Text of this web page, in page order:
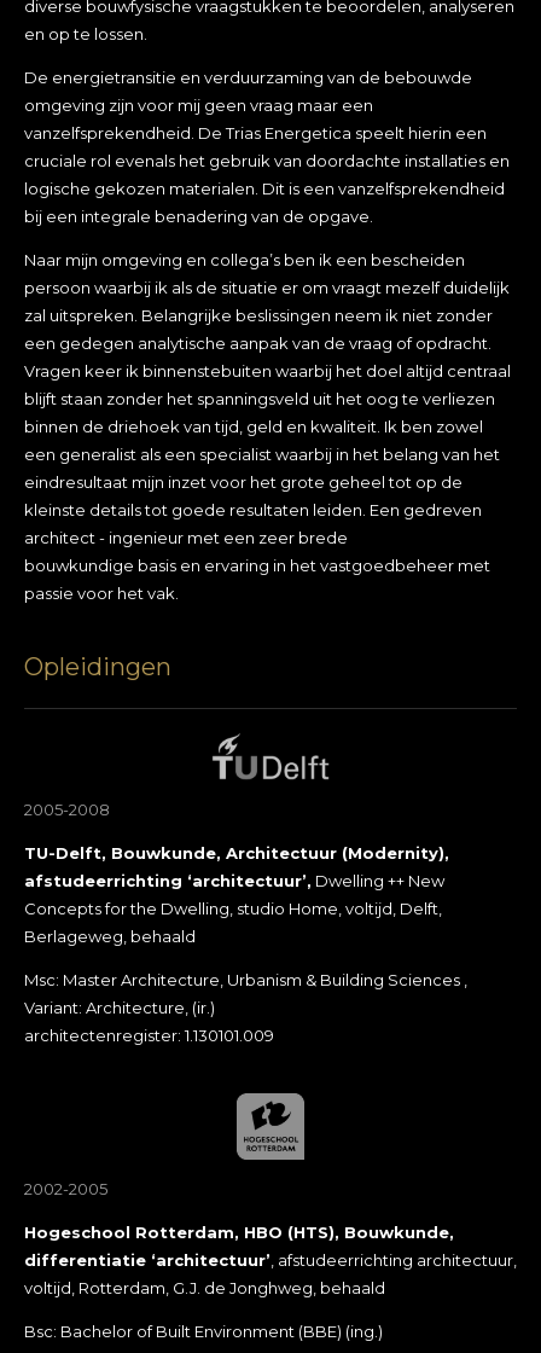
diverse bouwfysische vraagstukken te beoordelen, analyseren
en op te lossen.
De energietransitie en verduurzaming van de bebouwde
omgeving zijn voor mij geen vraag maar een
vanzelfsprekendheid. De Trias Energetica speelt hierin een
cruciale rol evenals het gebruik van doordachte installaties en
logische gekozen materialen. Dit is een vanzelfsprekendheid
bij een integrale benadering van de opgave.
Naar mijn omgeving en collega’s ben ik een bescheiden
persoon waarbij ik als de situatie er om vraagt mezelf duidelijk
zal uitspreken. Belangrijke beslissingen neem ik niet zonder
een gedegen analytische aanpak van de vraag of opdracht.
Vragen keer ik binnenstebuiten waarbij het doel altijd centraal
blijft staan zonder het spanningsveld uit het oog te verliezen
binnen de driehoek van tijd, geld en kwaliteit. Ik ben zowel
een generalist als een specialist waarbij in het belang van het
eindresultaat mijn inzet voor het grote geheel tot op de
kleinste details tot goede resultaten leiden. Een gedreven
architect - ingenieur met een zeer brede
bouwkundige basis en ervaring in het vastgoedbeheer met
passie voor het vak.
Opleidingen
2005-2008
TU-Delft, Bouwkunde, Architectuur (Modernity),
afstudeerrichting ‘architectuur’, Dwelling ++ New
Concepts for the Dwelling, studio Home, voltijd, Delft,
Berlageweg, behaald
Msc: Master Architecture, Urbanism & Building Sciences ,
Variant: Architecture, (ir.)
architectenregister: 1.130101.009
2002-2005
Hogeschool Rotterdam, HBO (HTS), Bouwkunde,
differentiatie ‘architectuur’ , afstudeerrichting architectuur,
voltijd, Rotterdam, G.J. de Jonghweg, behaald
Bsc: Bachelor of Built Environment (BBE) (ing.)